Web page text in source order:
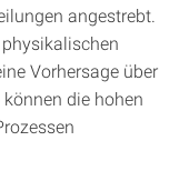
angestrebt.
Vorhersage über
die hohen